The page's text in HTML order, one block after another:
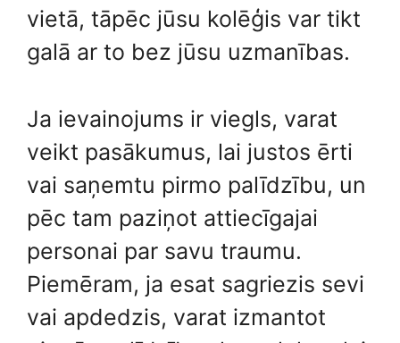
vietā, tāpēc jūsu kolēģis var tikt
galā ar to bez jūsu uzmanības.
Ja ievainojums ir viegls, varat
veikt pasākumus, lai justos ērti
vai saņemtu pirmo palīdzību, un
pēc tam paziņot attiecīgajai
personai par savu traumu.
Piemēram, ja esat sagriezis sevi
vai apdedzis, varat izmantot